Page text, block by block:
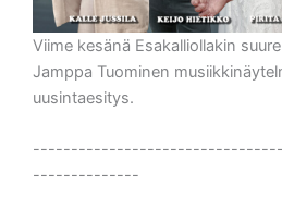
Viime kesänä Esakalliollakin
Jamppa Tuominen
uusintaesitys.
--------------